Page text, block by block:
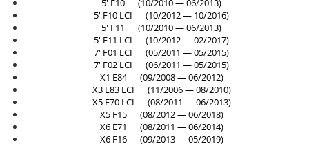
Canal racire
Capac bara
Capac fata motor
Capota
Capota spate
5' F10 (10/2010 — 06/2013)
5' F10 LCI (10/2012 — 10/2016)
5' F11 (10/2010 — 06/2013)
5' F11 LCI (10/2012 — 02/2017)
7' F01 LCI (05/2011 — 05/2015)
7' F02 LCI (06/2011 — 05/2015)
X1 E84 (09/2008 — 06/2012)
X3 E83 LCI (11/2006 — 08/2010)
X5 E70 LCI (08/2011 — 06/2013)
X5 F15 (08/2012 — 06/2018)
X6 E71 (08/2011 — 06/2014)
X6 F16 (09/2013 — 05/2019)